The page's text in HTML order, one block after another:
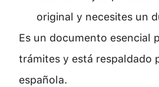
original y necesites un
Es un documento esencial
trámites y está respaldado
española.